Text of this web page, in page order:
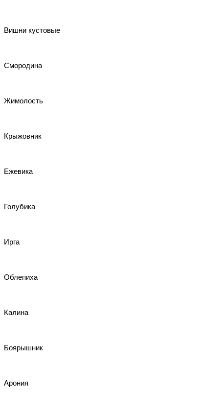
Вишни кустовые
Смородина
Жимолость
Крыжовник
Ежевика
Голубика
Ирга
Облепиха
Калина
Боярышник
Арония